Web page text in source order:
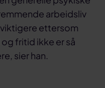
arbeidsliv
ettersom
fritid ikke er så
sier han.